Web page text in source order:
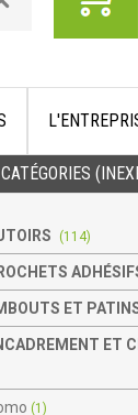
(114)
ET
ET
(1)